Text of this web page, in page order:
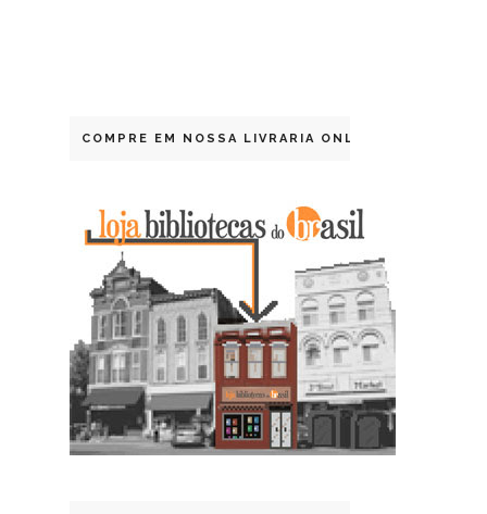
COMPRE EM NOSSA LIVRARIA ONLINE